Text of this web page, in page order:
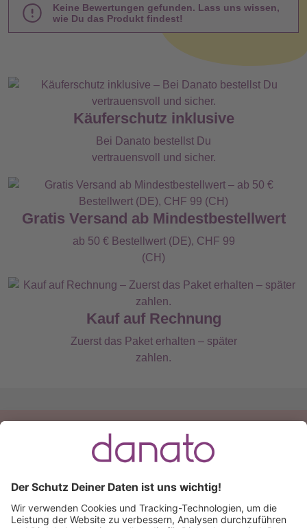
Keine Bewertungen gefunden. Lass uns wissen,
wie Du das Produkt findest!
Käuferschutz inklusive
Bei Danato bestellst Du
vertrauensvoll und sicher.
Gratis Versand ab Mindestbestellwert
ab 50 € Bestellwert (DE), CHF 99
(CH)
Kauf auf Rechnung
Zuerst das Paket erhalten – später
zahlen.
Du hast eine Frage?
+49 (0) 511 51 56 0300
schreib uns eineE-Mail